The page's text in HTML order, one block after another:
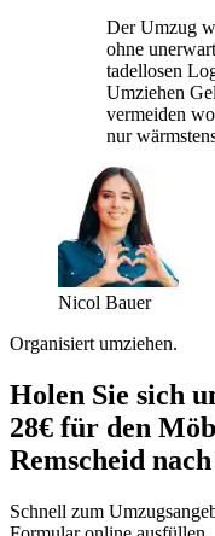
Der Umzug
ohne
tadellosen
Umziehen
vermeiden
nur
Nicol Bauer
Organisiert umziehen.
Holen Sie sich
28€ für den
Remscheid
Schnell zum